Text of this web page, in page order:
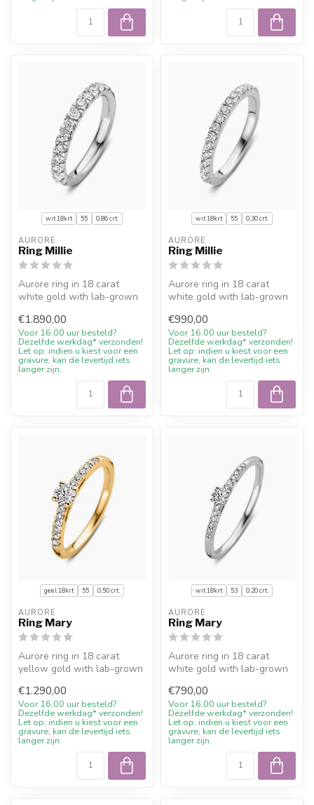
wit 18krt 55 0,86 crt.
AURORE
Ring Millie
Aurore ring in 18 carat
white gold with lab-grown
...
€1.890,00
Voor 16.00 uur besteld?
Dezelfde werkdag* verzonden!
Let op: indien u kiest voor een
gravure, kan de levertijd iets
langer zijn.
wit 18krt 55 0,30 crt.
AURORE
Ring Millie
Aurore ring in 18 carat
white gold with lab-grown
...
€990,00
Voor 16.00 uur besteld?
Dezelfde werkdag* verzonden!
Let op: indien u kiest voor een
gravure, kan de levertijd iets
langer zijn.
geel 18krt 55 0,50 crt.
AURORE
Ring Mary
Aurore ring in 18 carat
yellow gold with lab-grown
Expertly...
€1.290,00
Voor 16.00 uur besteld?
Dezelfde werkdag* verzonden!
Let op: indien u kiest voor een
gravure, kan de levertijd iets
langer zijn.
wit 18krt 53 0,20 crt.
AURORE
Ring Mary
Aurore ring in 18 carat
white gold with lab-grown
...
€790,00
Voor 16.00 uur besteld?
Dezelfde werkdag* verzonden!
Let op: indien u kiest voor een
gravure, kan de levertijd iets
langer zijn.